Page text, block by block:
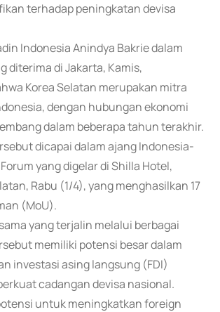
terhadap peningkatan devisa
Indonesia Anindya Bakrie dalam
diterima di Jakarta, Kamis,
Korea Selatan merupakan mitra
dengan hubungan ekonomi
dalam beberapa tahun terakhir.
dicapai dalam ajang Indonesia-
yang digelar di Shilla Hotel,
Rabu (1/4), yang menghasilkan 17
(MoU).
yang terjalin melalui berbagai
memiliki potensi besar dalam
investasi asing langsung (FDI)
cadangan devisa nasional.
untuk meningkatkan foreign